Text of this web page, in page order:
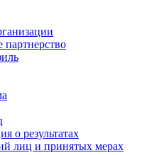
о результатах
лиц и принятых мерах